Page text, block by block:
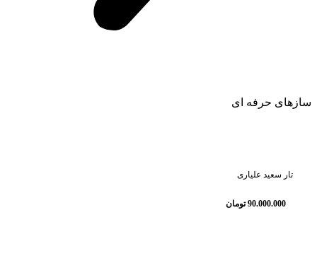
سازهای حرفه ای
تار سعید علیاری
90.000.000 تومان